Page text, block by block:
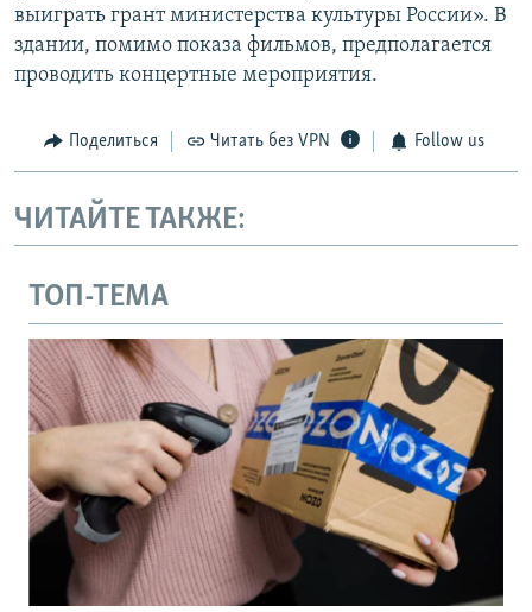
выиграть грант министерства культуры России». В
здании, помимо показа фильмов, предполагается
проводить концертные мероприятия.
Поделиться Читать без VPN Follow us
ЧИТАЙТЕ ТАКЖЕ:
ТОП-ТЕМА